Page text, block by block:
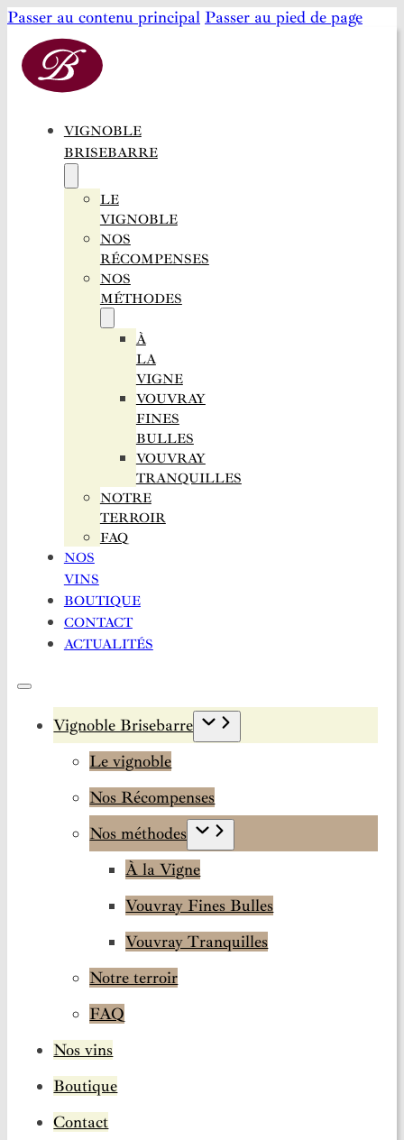
Passer au contenu principal Passer au pied de page
VIGNOBLE
BRISEBARRE
LE
VIGNOBLE
NOS
RÉCOMPENSES
NOS
MÉTHODES
À
LA
VIGNE
VOUVRAY
FINES
BULLES
VOUVRAY
TRANQUILLES
NOTRE
TERROIR
FAQ
NOS
VINS
BOUTIQUE
CONTACT
ACTUALITÉS
Vignoble Brisebarre
Le vignoble
Nos Récompenses
Nos méthodes
À la Vigne
Vouvray Fines Bulles
Vouvray Tranquilles
Notre terroir
FAQ
Nos vins
Boutique
Contact